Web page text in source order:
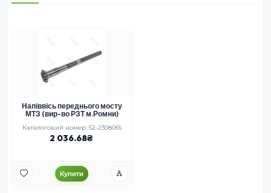
Напіввісь переднього мосту
МТЗ (вир-во РЗТ м.Ромни)
Каталоговий номер: 52-2308065
2 036.68
Купити